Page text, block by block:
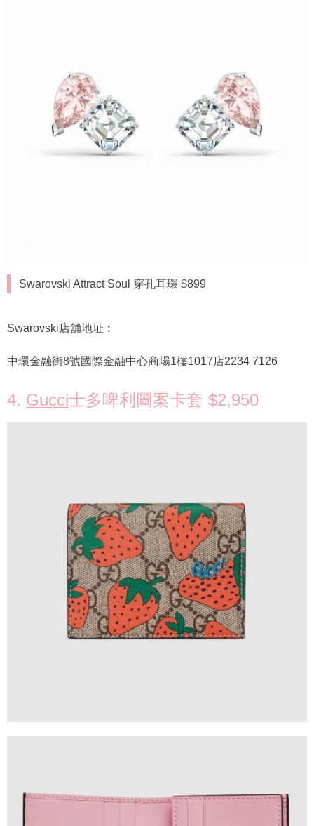
Swarovski Attract Soul 穿孔耳環 $899
Swarovski店舖地址︰
中環金融街8號國際金融中心商場1樓1017店2234 7126
4. Gucci士多啤利圖案卡套 $2,950